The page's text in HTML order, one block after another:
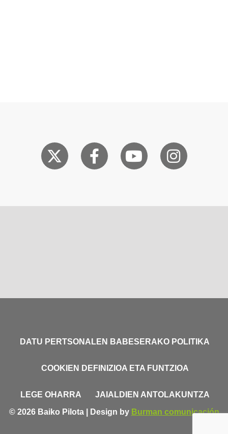
DATU PERTSONALEN BABESERAKO POLITIKA
COOKIEN DEFINIZIOA ETA FUNTZIOA
LEGE OHARRA
JAIALDIEN ANTOLAKUNTZA
© 2026 Baiko Pilota | Design by Burman comunicación